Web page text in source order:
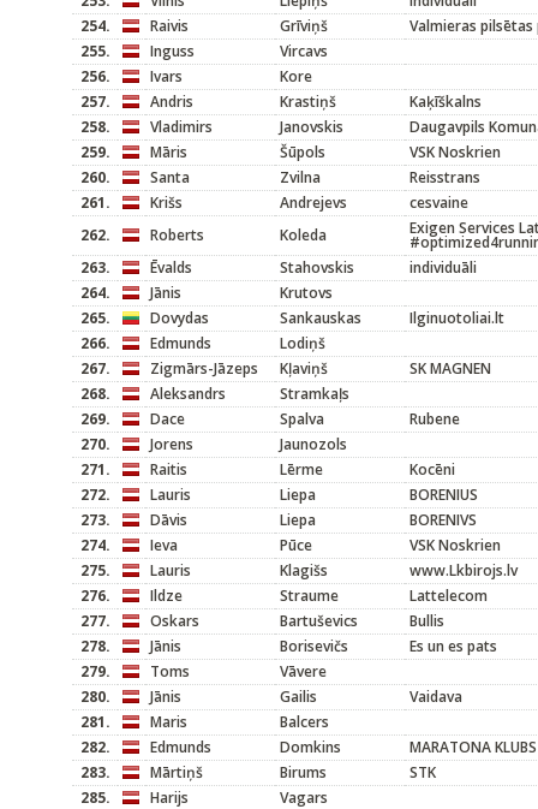
254.
Raivis Grīviņš
Valmieras pilsētas
255.
Inguss
Vircavs
256.
Ivars
Kore
257.
Andris Krastiņš
Kaķīškalns
258.
Vladimirs Janovskis
Daugavpils
259.
Māris Šūpols
VSK Noskrien
260.
Santa Zvilna
Reisstrans
261.
Krišs Andrejevs
cesvaine
262.
Roberts Koleda Exigen Services
263.
Ēvalds Stahovskis
individuāli
264.
Jānis
Krutovs
265.
Dovydas Sankauskas
Ilginuotoliai.lt
266.
Edmunds
Lodiņš
267.
Zigmārs-Jāzeps Kļaviņš
SK MAGNEN
268.
Aleksandrs
Stramkaļs
269.
Dace Spalva
Rubene
270.
Jorens
Jaunozols
271.
Raitis Lērme
Kocēni
272.
Lauris Liepa
BORENIUS
273.
Dāvis Liepa
BORENIVS
274.
Ieva Pūce
VSK Noskrien
275.
Lauris Klagišs
www.Lkbirojs.lv
276.
Ildze Straume
Lattelecom
277.
Oskars Bartuševics
Bullis
278.
Jānis Borisevičs
Es un es pats
279.
Toms
Vāvere
280.
Jānis Gailis
Vaidava
281.
Maris
Balcers
282.
Edmunds Domkins
MARATONA KLUBS
283.
Mārtiņš Birums
STK
285.
Harijs
Vagars